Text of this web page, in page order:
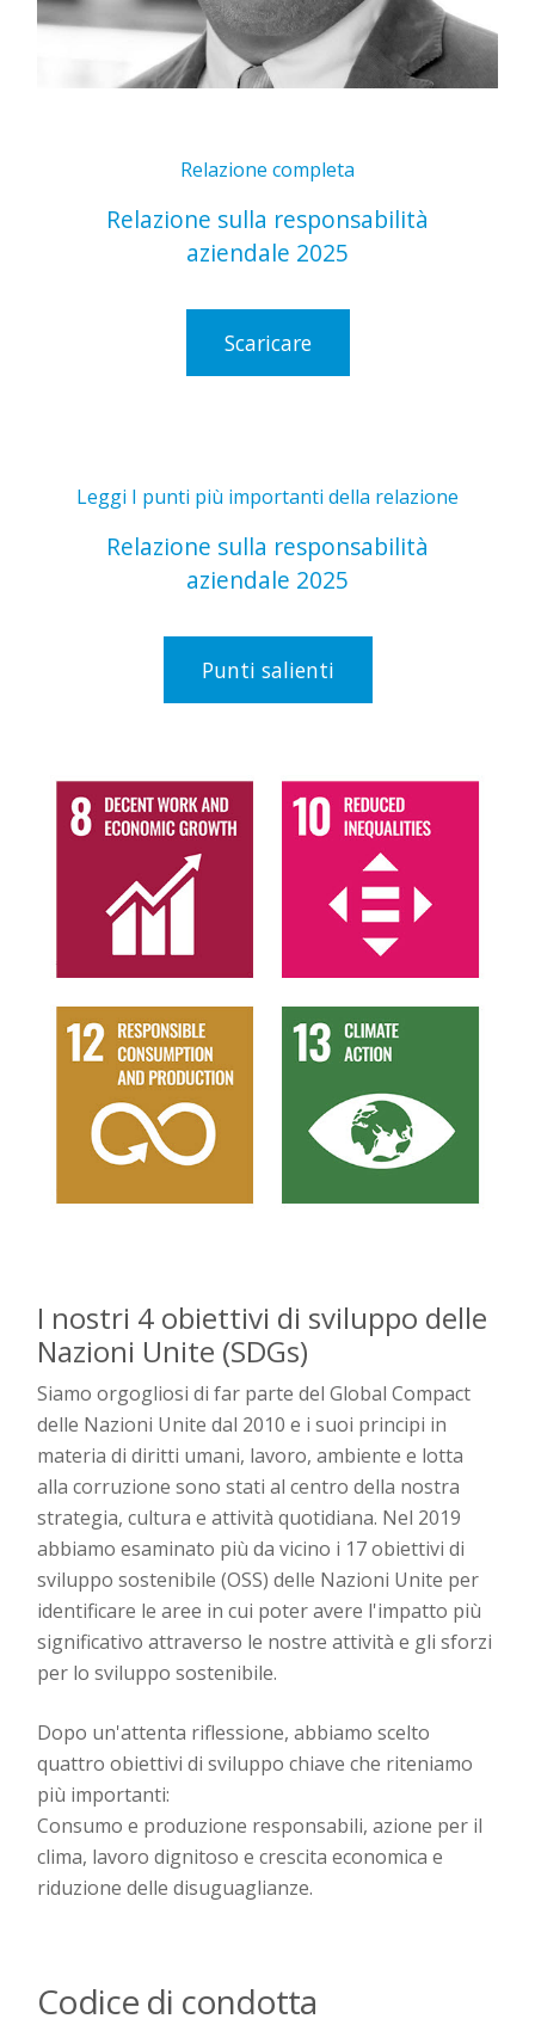
Relazione completa
Relazione sulla responsabilità
aziendale 2025
Scaricare
Leggi I punti più importanti della relazione
Relazione sulla responsabilità
aziendale 2025
Punti salienti
I nostri 4 obiettivi di sviluppo delle
Nazioni Unite (SDGs)
Siamo orgogliosi di far parte del Global Compact
delle Nazioni Unite dal 2010 e i suoi principi in
materia di diritti umani, lavoro, ambiente e lotta
alla corruzione sono stati al centro della nostra
strategia, cultura e attività quotidiana. Nel 2019
abbiamo esaminato più da vicino i 17 obiettivi di
sviluppo sostenibile (OSS) delle Nazioni Unite per
identificare le aree in cui poter avere l'impatto più
significativo attraverso le nostre attività e gli sforzi
per lo sviluppo sostenibile.
Dopo un'attenta riflessione, abbiamo scelto
quattro obiettivi di sviluppo chiave che riteniamo
più importanti:
Consumo e produzione responsabili, azione per il
clima, lavoro dignitoso e crescita economica e
riduzione delle disuguaglianze.
Codice di condotta